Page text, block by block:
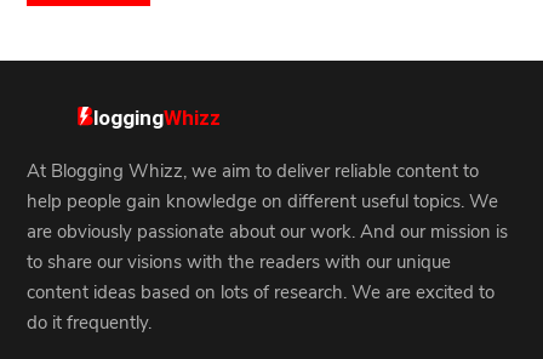
At Blogging Whizz, we aim to deliver reliable content to
help people gain knowledge on different useful topics. We
are obviously passionate about our work. And our mission is
to share our visions with the readers with our unique
content ideas based on lots of research. We are excited to
do it frequently.